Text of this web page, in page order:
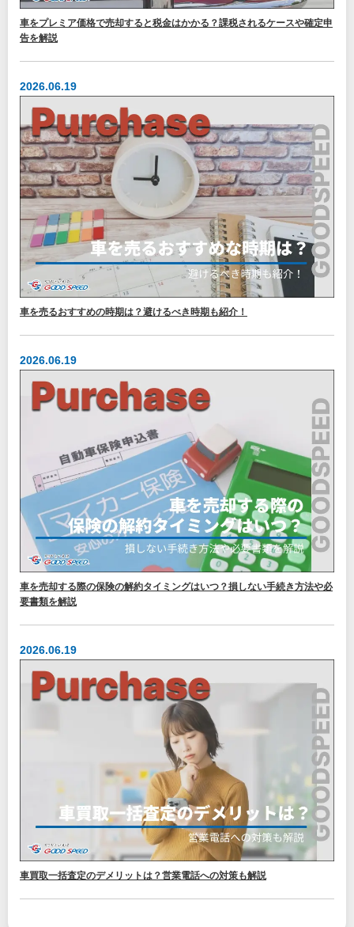
車をプレミア価格で売却すると税金はかかる？課税されるケースや確定申
告を解説
2026.06.19
車を売るおすすめの時期は？避けるべき時期も紹介！
2026.06.19
車を売却する際の保険の解約タイミングはいつ？損しない手続き方法や必
要書類を解説
2026.06.19
車買取一括査定のデメリットは？営業電話への対策も解説